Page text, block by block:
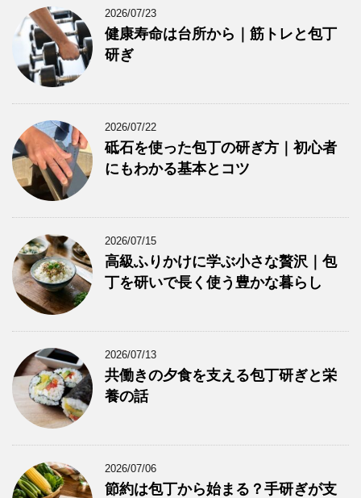
2026/07/23
健康寿命は台所から｜筋トレと包丁
研ぎ
2026/07/22
砥石を使った包丁の研ぎ方｜初心者
にもわかる基本とコツ
2026/07/15
高級ふりかけに学ぶ小さな贅沢｜包
丁を研いで長く使う豊かな暮らし
2026/07/13
共働きの夕食を支える包丁研ぎと栄
養の話
2026/07/06
節約は包丁から始まる？手研ぎが支